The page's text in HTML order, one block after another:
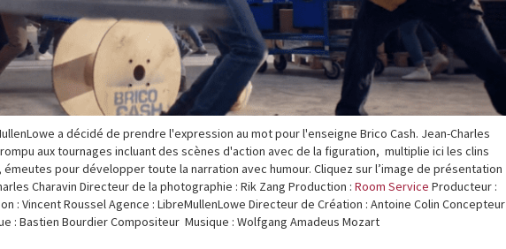
a décidé de prendre l'expression au mot pour l'enseigne Brico Cash. Jean-Charles
aux tournages incluant des scènes d'action avec de la figuration, multiplie ici les clins
pour développer toute la narration avec humour. Cliquez sur l’image de présentation
Charavin Directeur de la photographie : Rik Zang Production : Room Service Producteur :
: Vincent Roussel Agence : LibreMullenLowe Directeur de Création : Antoine Colin Concepteur
: Bastien Bourdier Compositeur Musique : Wolfgang Amadeus Mozart